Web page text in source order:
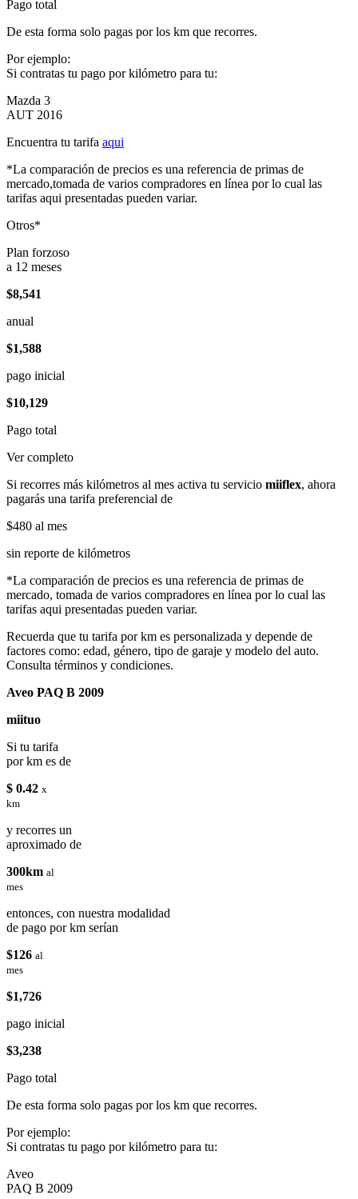
Pago total
De esta forma solo pagas por los km que recorres.
Por ejemplo:
Si contratas tu pago por kilómetro para tu:
Mazda 3
AUT 2016
Encuentra tu tarifa aqui
*La comparación de precios es una referencia de primas de
mercado,tomada de varios compradores en línea por lo cual las
tarifas aqui presentadas pueden variar.
Otros*
Plan forzoso
a 12 meses
$8,541
anual
$1,588
pago inicial
$10,129
Pago total
Ver completo
Si recorres más kilómetros al mes activa tu servicio miiflex, ahora
pagarás una tarifa preferencial de
$480 al mes
sin reporte de kilómetros
*La comparación de precios es una referencia de primas de
mercado, tomada de varios compradores en línea por lo cual las
tarifas aqui presentadas pueden variar.
Recuerda que tu tarifa por km es personalizada y depende de
factores como: edad, género, tipo de garaje y modelo del auto.
Consulta términos y condiciones.
Aveo PAQ B 2009
miituo
Si tu tarifa
por km es de
$ 0.42 x
km
y recorres un
aproximado de
300km al
mes
entonces, con nuestra modalidad
de pago por km serían
$126 al
mes
$1,726
pago inicial
$3,238
Pago total
De esta forma solo pagas por los km que recorres.
Por ejemplo:
Si contratas tu pago por kilómetro para tu:
Aveo
PAQ B 2009